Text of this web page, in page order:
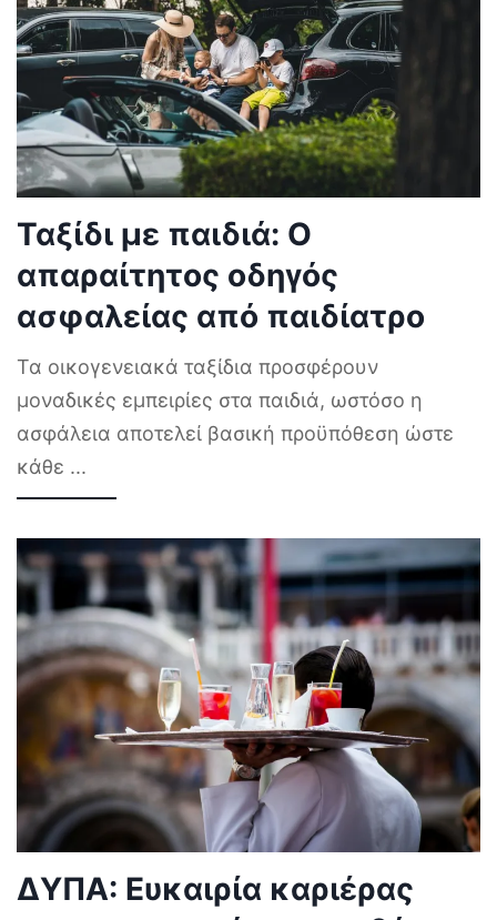
Ταξίδι με παιδιά: Ο
απαραίτητος οδηγός
ασφαλείας από παιδίατρο
Τα οικογενειακά ταξίδια προσφέρουν
μοναδικές εμπειρίες στα παιδιά, ωστόσο η
ασφάλεια αποτελεί βασική προϋπόθεση ώστε
κάθε ...
ΔΥΠΑ: Ευκαιρία καριέρας